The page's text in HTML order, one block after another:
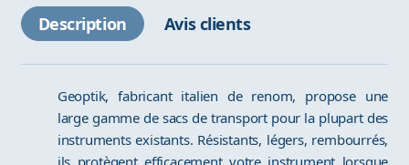
Description Avis clients
Geoptik, fabricant italien de renom, propose une
large gamme de sacs de transport pour la plupart des
instruments existants. Résistants, légers, rembourrés,